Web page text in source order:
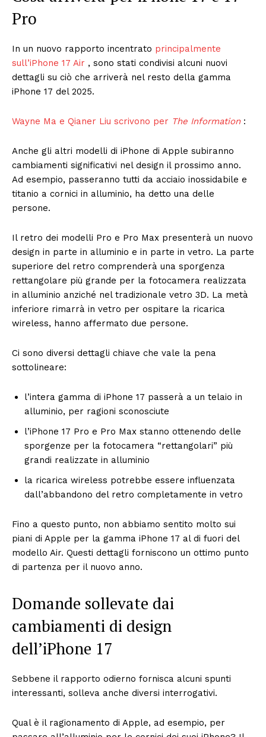
Pro
In un nuovo rapporto incentrato principalmente
sull’iPhone 17 Air , sono stati condivisi alcuni nuovi
dettagli su ciò che arriverà nel resto della gamma
iPhone 17 del 2025.
Wayne Ma e Qianer Liu scrivono per The Information:
Anche gli altri modelli di iPhone di Apple subiranno
cambiamenti significativi nel design il prossimo anno.
Ad esempio, passeranno tutti da acciaio inossidabile e
titanio a cornici in alluminio, ha detto una delle
persone.
Il retro dei modelli Pro e Pro Max presenterà un nuovo
design in parte in alluminio e in parte in vetro. La parte
superiore del retro comprenderà una sporgenza
rettangolare più grande per la fotocamera realizzata
in alluminio anziché nel tradizionale vetro 3D. La metà
inferiore rimarrà in vetro per ospitare la ricarica
wireless, hanno affermato due persone.
Ci sono diversi dettagli chiave che vale la pena
sottolineare:
l’intera gamma di iPhone 17 passerà a un telaio in
alluminio, per ragioni sconosciute
l’iPhone 17 Pro e Pro Max stanno ottenendo delle
sporgenze per la fotocamera “rettangolari” più
grandi realizzate in alluminio
la ricarica wireless potrebbe essere influenzata
dall’abbandono del retro completamente in vetro
Fino a questo punto, non abbiamo sentito molto sui
piani di Apple per la gamma iPhone 17 al di fuori del
modello Air. Questi dettagli forniscono un ottimo punto
di partenza per il nuovo anno.
Domande sollevate dai
cambiamenti di design
dell’iPhone 17
Sebbene il rapporto odierno fornisca alcuni spunti
interessanti, solleva anche diversi interrogativi.
Qual è il ragionamento di Apple, ad esempio, per